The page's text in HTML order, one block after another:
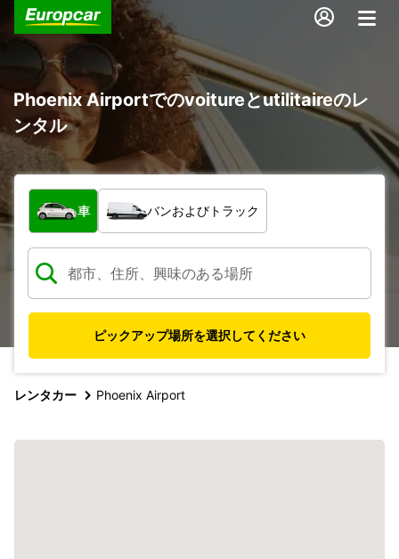
Phoenix Airportでのvoitureとutilitaireのレ
ンタル
車両の種類
車 バンおよびトラック
ピックアップ場所を選択してください
レンタカー Phoenix Airport